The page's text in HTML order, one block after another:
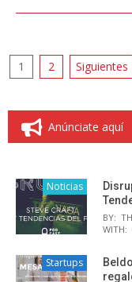
Paginación
entradas
1 2 Siguientes
Anúnciate aquí
Noticias
BY:
WITH:
Startups